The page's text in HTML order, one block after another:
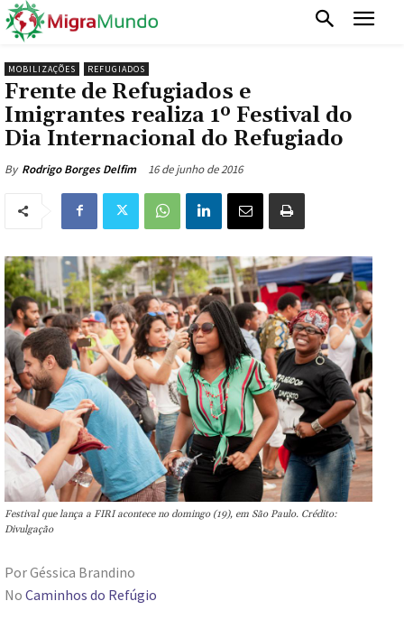
MOBILIZAÇÕES REFUGIADOS
Frente de Refugiados e
Imigrantes realiza 1º Festival do
Dia Internacional do Refugiado
By Rodrigo Borges Delfim 16 de junho de 2016
Festival que lança a FIRI acontece no domingo (19), em São Paulo. Crédito:
Divulgação
Por Géssica Brandino
No Caminhos do Refúgio